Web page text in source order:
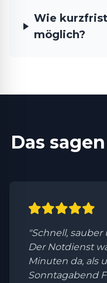
Wie
möglich?
Das
"Schnell,
Der Notdienst
Minuten da, als
Sonntagabend